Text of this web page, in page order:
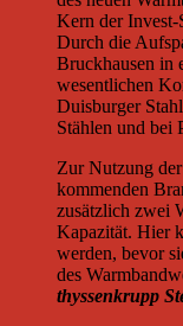
Kern der Invest-
Durch die
Bruckhausen in
wesentlichen
Duisburger
Stählen und bei
Zur Nutzung der
kommenden
zusätzlich zwei
Kapazität. Hier
werden, bevor
des
thyssenkrupp